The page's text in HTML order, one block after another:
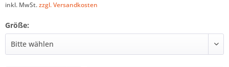
inkl. MwSt.zzgl. Versandkosten
Größe: